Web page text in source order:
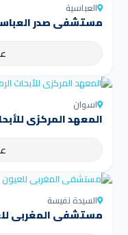
العباسية
مستشفى صدر
اسوان
المعهد المركزي
السيدة نفيسة
مستشفى المغربي